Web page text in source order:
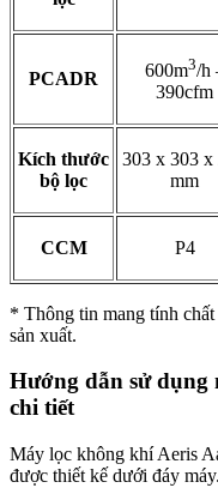
PCADR 600m3/h
390cfm
Kích thước
bộ lọc
303 x 303 x
mm
CCM P4
* Thông tin mang tính
sản xuất.
Hướng dẫn sử dụng
chi tiết
Máy lọc không khí Aeris
được thiết kế dưới đáy máy.